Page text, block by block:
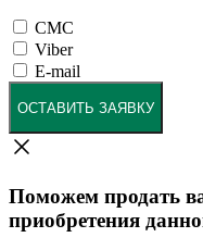
СМС
Viber
E-mail
ОСТАВИТЬ ЗАЯВКУ
Поможем продать
приобретения